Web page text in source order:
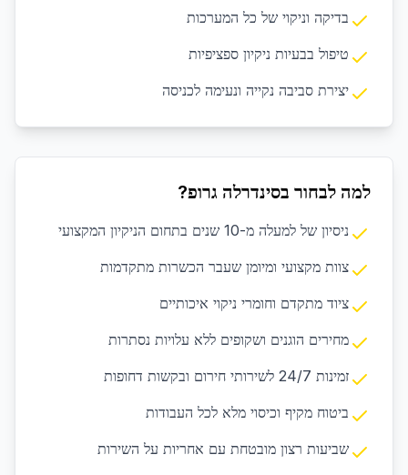
בדיקה וניקוי של כל המערכות
טיפול בבעיות ניקיון ספציפיות
יצירת סביבה נקייה ונעימה לכניסה
למה לבחור בסינדרלה גרופ?
ניסיון של למעלה מ-10 שנים בתחום הניקיון המקצועי
צוות מקצועי ומיומן שעבר הכשרות מתקדמות
ציוד מתקדם וחומרי ניקוי איכותיים
מחירים הוגנים ושקופים ללא עלויות נסתרות
זמינות 24/7 לשירותי חירום ובקשות דחופות
ביטוח מקיף וכיסוי מלא לכל העבודות
שביעות רצון מובטחת עם אחריות על השירות